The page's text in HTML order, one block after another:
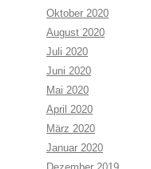
Oktober 2020
August 2020
Juli 2020
Juni 2020
Mai 2020
April 2020
März 2020
Januar 2020